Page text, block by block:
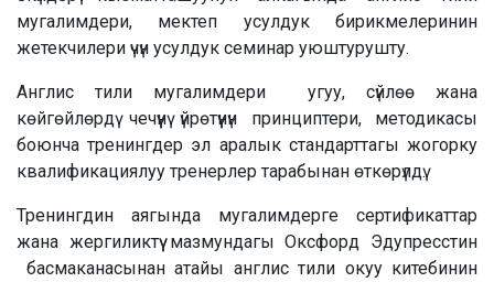
мугалимдери, мектеп усулдук бирикмелеринин
жетекчилери үчүн усулдук семинар уюштурушту.
Англис тили мугалимдери угуу, сүйлөө жана
көйгөйлөрдү чечүүнү үйрөтүүнүн принциптери, методикасы
боюнча тренингдер эл аралык стандарттагы жогорку
квалификациялуу тренерлер тарабынан өткөрүлдү.
Тренингдин аягында мугалимдерге сертификаттар
жана жергиликтүү мазмундагы Оксфорд Эдупресстин
басмаканасынан атайы англис тили окуу китебинин